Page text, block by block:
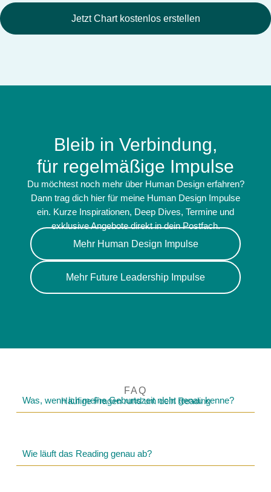
Jetzt Chart kostenlos erstellen
Bleib in Verbindung,
für regelmäßige Impulse
Du möchtest noch mehr über Human Design erfahren?
Dann trag dich hier für meine Human Design Impulse
ein. Kurze Inspirationen, Deep Dives, Termine und
exklusive Angebote direkt in dein Postfach.
Mehr Human Design Impulse
Mehr Future Leadership Impulse
FAQ
Häufige Fragen rund um dein Reading
Was, wenn ich meine Geburtszeit nicht genau kenne?
Wie läuft das Reading genau ab?